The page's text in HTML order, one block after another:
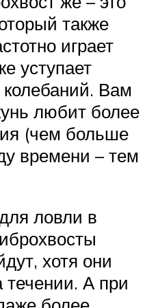
также
играет
уступает
колебаний. Вам
любит более
(чем больше
времени – тем
ловли в
хотя они
А при